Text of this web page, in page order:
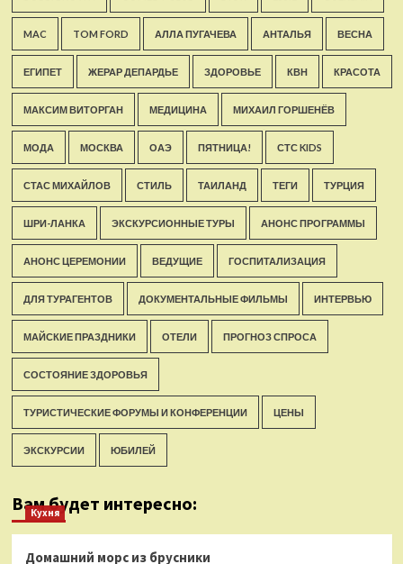
MAC TOM FORD АЛЛА ПУГАЧЕВА АНТАЛЬЯ ВЕСНА
ЕГИПЕТ ЖЕРАР ДЕПАРДЬЕ ЗДОРОВЬЕ КВН КРАСОТА
МАКСИМ ВИТОРГАН МЕДИЦИНА МИХАИЛ ГОРШЕНЁВ
МОДА МОСКВА ОАЭ ПЯТНИЦА! СТС KIDS
СТАС МИХАЙЛОВ СТИЛЬ ТАИЛАНД ТЕГИ ТУРЦИЯ
ШРИ-ЛАНКА ЭКСКУРСИОННЫЕ ТУРЫ АНОНС ПРОГРАММЫ
АНОНС ЦЕРЕМОНИИ ВЕДУЩИЕ ГОСПИТАЛИЗАЦИЯ
ДЛЯ ТУРАГЕНТОВ ДОКУМЕНТАЛЬНЫЕ ФИЛЬМЫ ИНТЕРВЬЮ
МАЙСКИЕ ПРАЗДНИКИ ОТЕЛИ ПРОГНОЗ СПРОСА
СОСТОЯНИЕ ЗДОРОВЬЯ
ТУРИСТИЧЕСКИЕ ФОРУМЫ И КОНФЕРЕНЦИИ ЦЕНЫ
ЭКСКУРСИИ ЮБИЛЕЙ
Вам будет интересно:
Кухня
Домашний морс из брусники